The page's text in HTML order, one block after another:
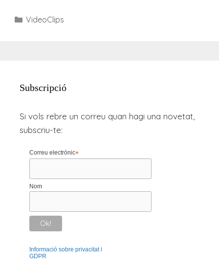
Categories
VideoClips
Subscripció
Si vols rebre un correu quan hagi una novetat,
subscriu-te:
Correu electrònic*
Nom
Informació sobre privacitat i
GDPR